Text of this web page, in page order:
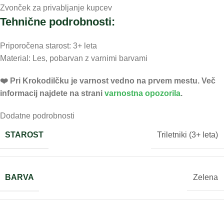
Zvonček za privabljanje kupcev
Tehnične podrobnosti:
Priporočena starost: 3+ leta
Material: Les, pobarvan z varnimi barvami
❤️ ️Pri Krokodilčku je varnost vedno na prvem mestu. Več
informacij najdete na strani varnostna opozorila.
Dodatne podrobnosti
STAROST Triletniki (3+ leta)
BARVA Zelena